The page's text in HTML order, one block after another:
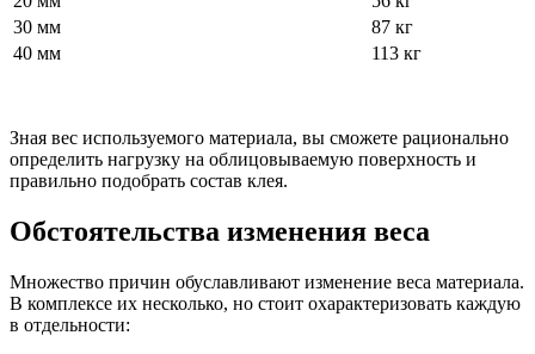
30 мм
87 кг
40 мм
113 кг
Зная вес используемого материала, вы сможете рационально
определить нагрузку на облицовываемую поверхность и
правильно подобрать состав клея.
Обстоятельства изменения веса
Множество причин обуславливают изменение веса материала.
В комплексе их несколько, но стоит охарактеризовать каждую
в отдельности: